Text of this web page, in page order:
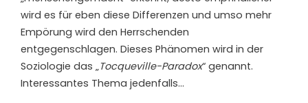
wird es für eben diese Differenzen und umso mehr
Empörung wird den Herrschenden
entgegenschlagen. Dieses Phänomen wird in der
Soziologie das „Tocqueville-Paradox“ genannt.
Interessantes Thema jedenfalls…